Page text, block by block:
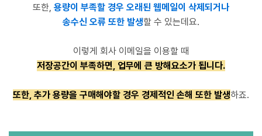
또한, 용량이 부족할 경우 오래된 웹메일이 삭제되거나
송수신 오류 또한 발생할 수 있는데요.
이렇게 회사 이메일을 이용할 때
저장공간이 부족하면, 업무에 큰 방해요소가 됩니다.
또한, 추가 용량을 구매해야할 경우 경제적인 손해 또한 발생하죠.